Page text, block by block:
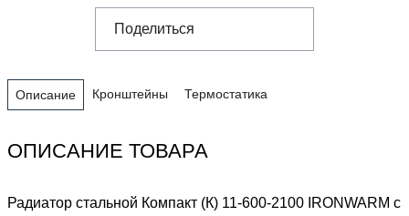
Поделиться
Описание Кронштейны Термостатика
ОПИСАНИЕ ТОВАРА
Радиатор стальной Компакт (К) 11-600-2100 IRONWARM с